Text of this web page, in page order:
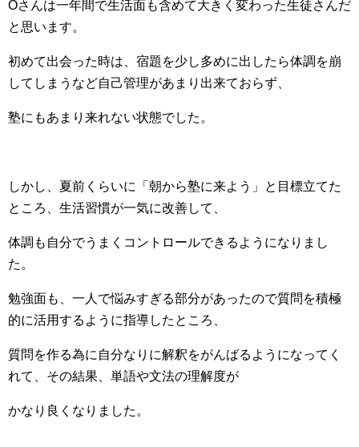
Oさんは一年間で生活面も含めて大きく変わった生徒さんだ
と思います。
初めて出会った時は、宿題を少し多めに出したら体調を崩
してしまうなど自己管理があまり出来ておらず、
塾にもあまり来れない状態でした。
しかし、夏前くらいに「朝から塾に来よう」と目標立てた
ところ、生活習慣が一気に改善して、
体調も自分でうまくコントロールできるようになりまし
た。
勉強面も、一人で悩みすぎる部分があったので質問を積極
的に活用するように指導したところ、
質問を作る為に自分なりに解釈をがんばるようになってく
れて、その結果、単語や文法の理解度が
かなり良くなりました。